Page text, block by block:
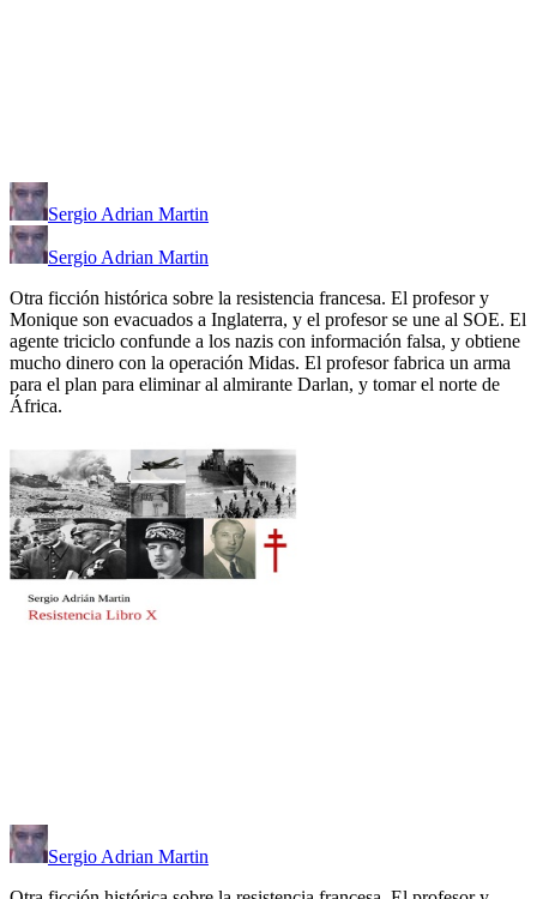
Sergio Adrian Martin
Sergio Adrian Martin
Otra ficción histórica sobre la resistencia francesa. El profesor y
Monique son evacuados a Inglaterra, y el profesor se une al SOE. El
agente triciclo confunde a los nazis con información falsa, y obtiene
mucho dinero con la operación Midas. El profesor fabrica un arma
para el plan para eliminar al almirante Darlan, y tomar el norte de
África.
Sergio Adrian Martin